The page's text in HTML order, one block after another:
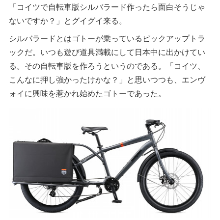
「コイツで自転車版シルバラード作ったら面白そうじゃ
ないですか？」とグイグイ来る。
シルバラードとはゴトーが乗っているピックアップトラ
ックだ。いつも遊び道具満載にして日本中に出かけてい
る。その自転車版を作ろうというのである。「コイツ、
こんなに押し強かったけかな？」と思いつつも、エンヴ
ォイに興味を惹かれ始めたゴトーであった。